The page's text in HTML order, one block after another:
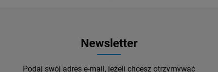
Newsletter
Podaj swój adres e-mail, jeżeli chcesz otrzymywać